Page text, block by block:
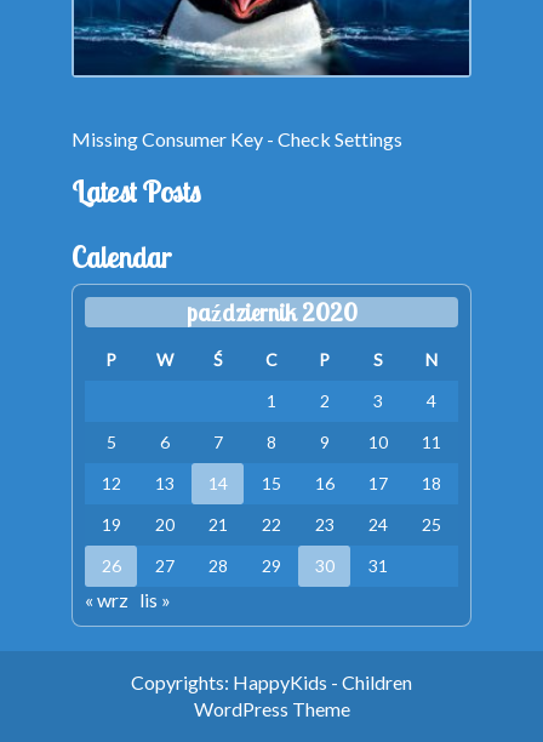
Missing Consumer Key - Check Settings
Latest Posts
Calendar
październik 2020
P W Ś C P S
N
1
2 3
4
5
6 7 8 9 10
11
12
13 14 15 16 17
18
19
20 21 22 23 24
25
26
27 28 29 30 31
« wrz lis »
Copyrights: HappyKids - Children
WordPress Theme